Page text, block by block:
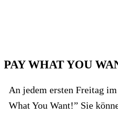
PAY WHAT YOU
An jedem ersten Freitag
What You Want!” Sie